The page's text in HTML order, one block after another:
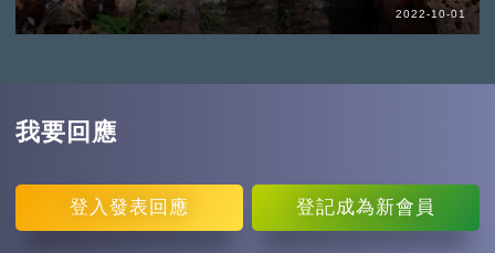
2022-10-01
我要回應
登入 發表回應 登記成為新會員